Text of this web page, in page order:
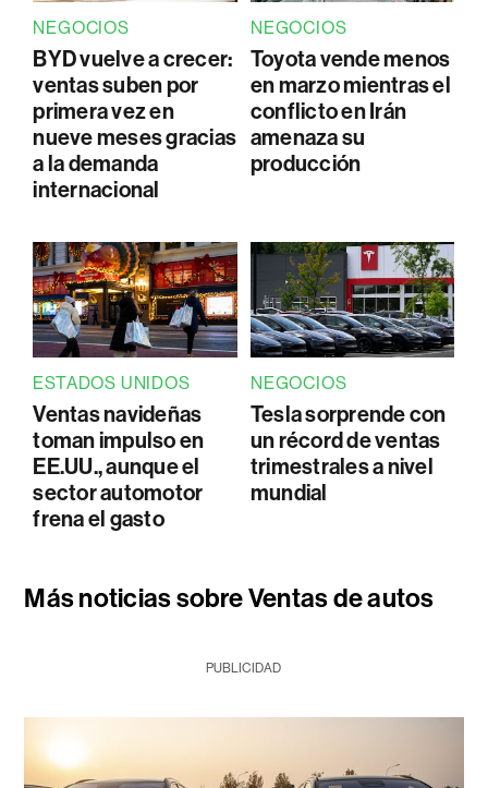
NEGOCIOS
BYD vuelve a crecer:
ventas suben por
primera vez en
nueve meses gracias
a la demanda
internacional
NEGOCIOS
Toyota vende menos
en marzo mientras el
conflicto en Irán
amenaza su
producción
ESTADOS UNIDOS
Ventas navideñas
toman impulso en
EE.UU., aunque el
sector automotor
frena el gasto
NEGOCIOS
Tesla sorprende con
un récord de ventas
trimestrales a nivel
mundial
Más noticias sobre Ventas de autos
PUBLICIDAD